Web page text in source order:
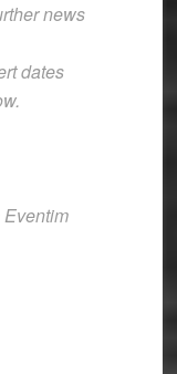
news
dates
Eventim